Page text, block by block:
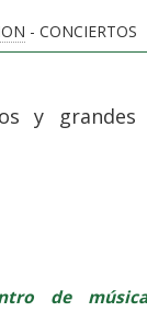
- CONCIERTOS
y
de